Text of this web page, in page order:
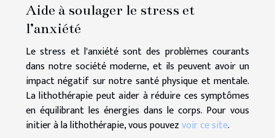
Aide à soulager le stress et
l’anxiété
Le stress et l'anxiété sont des problèmes courants
dans notre société moderne, et ils peuvent avoir un
impact négatif sur notre santé physique et mentale.
La lithothérapie peut aider à réduire ces symptômes
en équilibrant les énergies dans le corps. Pour vous
initier à la lithothérapie, vous pouvezvoir ce site.